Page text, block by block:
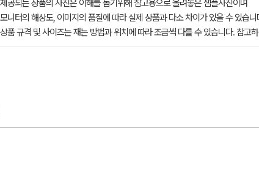
제공되는 상품의 사진은 이해를 돕기위해 참고용으로 올려놓은 샘플사진이며
모니터의 해상도, 이미지의 품질에 따라 실제 상품과 다소 차이가 있을 수 있습니
상품 규격 및 사이즈는 재는 방법과 위치에 따라 조금씩 다를 수 있습니다. 참고